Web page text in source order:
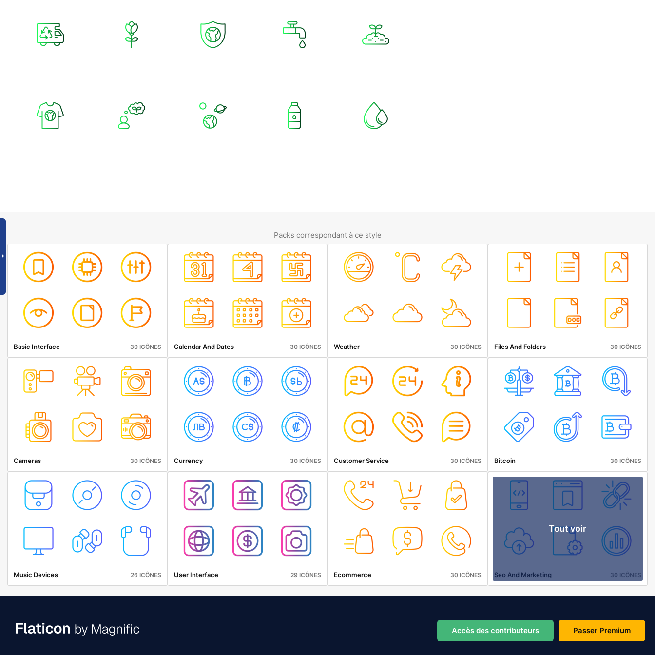
Packs correspondant à ce style
Basic Interface 30 ICÔNES Calendar And Dates 30 ICÔNES Weather 30 ICÔNES Files And Folders 30 ICÔNES
Cameras 30 ICÔNES Currency 30 ICÔNES Customer Service 30 ICÔNES Bitcoin 30 ICÔNES
Music Devices 26 ICÔNES User Interface 29 ICÔNES Ecommerce 30 ICÔNES
Tout voir
Seo And Marketing 30 ICÔNES
Accès des contributeurs Passer Premium